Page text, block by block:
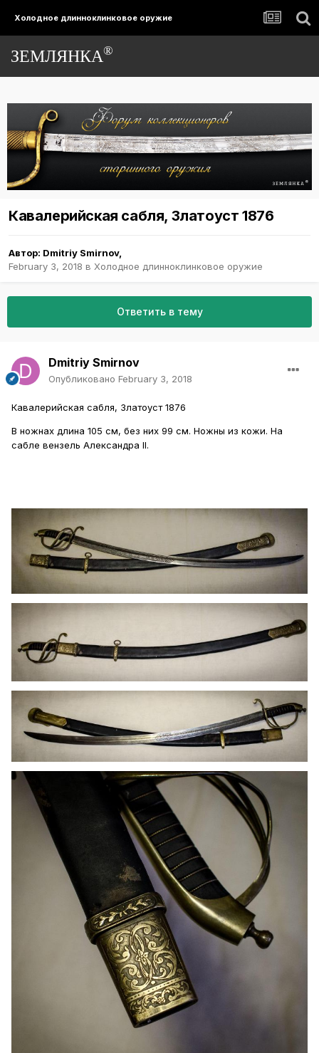
Холодное длинноклинковое оружие
ЗЕМЛЯНКА®
Кавалерийская сабля, Златоуст 1876
Автор: Dmitriy Smirnov,
February 3, 2018 в Холодное длинноклинковое оружие
Ответить в тему
Dmitriy Smirnov
Опубликовано February 3, 2018
Кавалерийская сабля, Златоуст 1876
В ножнах длина 105 см, без них 99 см. Ножны из кожи. На
сабле вензель Александра II.